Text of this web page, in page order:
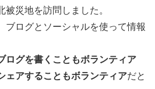
被災地を訪問しました。
ブログとソーシャルを使って情報
ログを書くこともボランティア
ェアすることもボランティアだと